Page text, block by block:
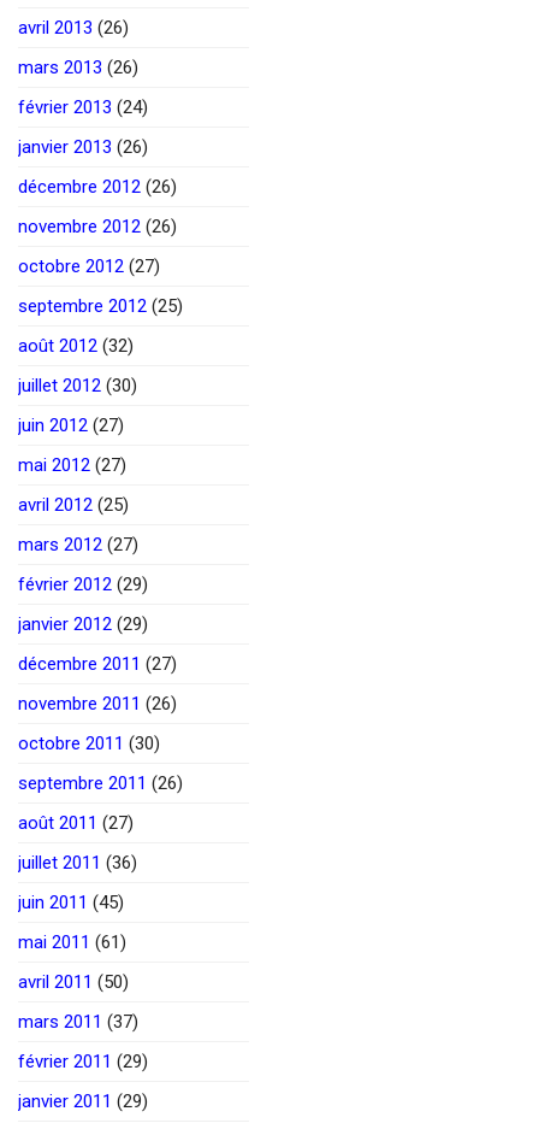
avril 2013 (26)
mars 2013 (26)
février 2013 (24)
janvier 2013 (26)
décembre 2012 (26)
novembre 2012 (26)
octobre 2012 (27)
septembre 2012 (25)
août 2012 (32)
juillet 2012 (30)
juin 2012 (27)
mai 2012 (27)
avril 2012 (25)
mars 2012 (27)
février 2012 (29)
janvier 2012 (29)
décembre 2011 (27)
novembre 2011 (26)
octobre 2011 (30)
septembre 2011 (26)
août 2011 (27)
juillet 2011 (36)
juin 2011 (45)
mai 2011 (61)
avril 2011 (50)
mars 2011 (37)
février 2011 (29)
janvier 2011 (29)